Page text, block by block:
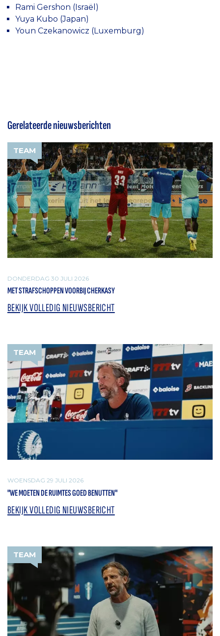
Rami Gershon (Israël)
Yuya Kubo (Japan)
Youn Czekanowicz (Luxemburg)
Gerelateerde nieuwsberichten
TEAM
DONDERDAG 30 JULI 2026
MET STRAFSCHOPPEN VOORBIJ CHERKASY
BEKIJK VOLLEDIG NIEUWSBERICHT
TEAM
WOENSDAG 29 JULI 2026
"WE MOETEN DE RUIMTES GOED BENUTTEN"
BEKIJK VOLLEDIG NIEUWSBERICHT
TEAM